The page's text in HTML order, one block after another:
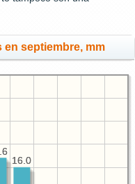
septiembre, mm
16.0
16.0